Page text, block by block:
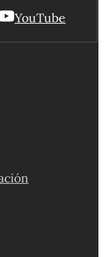
YouTube